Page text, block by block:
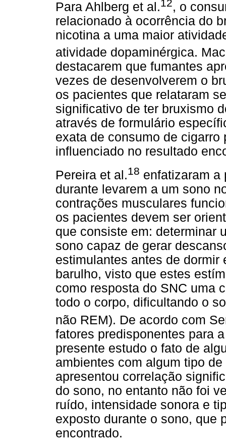
Para Ahlberg et al.12, o
relacionado à ocorrência do
nicotina a uma maior
atividade dopaminérgica.
destacarem que fumantes
vezes de desenvolverem o
os pacientes que relataram
significativo de ter bruxismo
através de formulário
exata de consumo de cigarro
influenciado no resultado
Pereira et al.18 enfatizaram a
durante levarem a um sono
contrações musculares
os pacientes devem ser
que consiste em: determinar
sono capaz de gerar
estimulantes antes de dormir
barulho, visto que estes
como resposta do SNC uma
todo o corpo, dificultando o
não REM). De acordo com
fatores predisponentes para
presente estudo o fato de
ambientes com algum tipo
apresentou correlação
do sono, no entanto não foi
ruído, intensidade sonora e
exposto durante o sono, que
encontrado.